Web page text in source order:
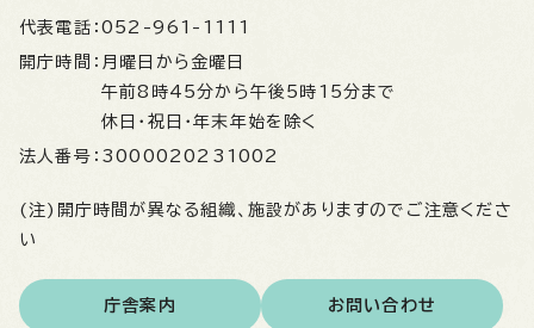
代表電話： 052-961-1111
開庁時間： 月曜日から金曜日
午前8時45分から午後5時15分まで
休日・祝日・年末年始を除く
法人番号： 3000020231002
(注)開庁時間が異なる組織、施設がありますのでご注意くださ
い
庁舎案内 お問い合わせ